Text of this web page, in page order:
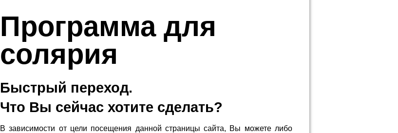
Программа для
солярия
Быстрый переход.
Что Вы сейчас хотите сделать?
В зависимости от цели посещения данной страницы сайта, Вы можете либо